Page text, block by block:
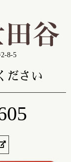
8-5
ださい